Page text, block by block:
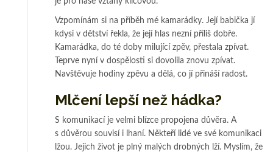
Vzpomínám si na příběh mé kamarádky. Její babička jí
kdysi v dětství řekla, že její hlas nezní příliš dobře.
Kamarádka, do té doby milující zpěv, přestala zpívat.
Teprve nyní v dospělosti si dovolila znovu zpívat.
Navštěvuje hodiny zpěvu a dělá, co jí přináší radost.
Mlčení lepší než hádka?
S komunikací je velmi blízce propojena důvěra. A
s důvěrou souvisí i lhaní. Někteří lidé ve své komunikaci
lžou. Jejich život je plný malých drobných lží. Myslím, že